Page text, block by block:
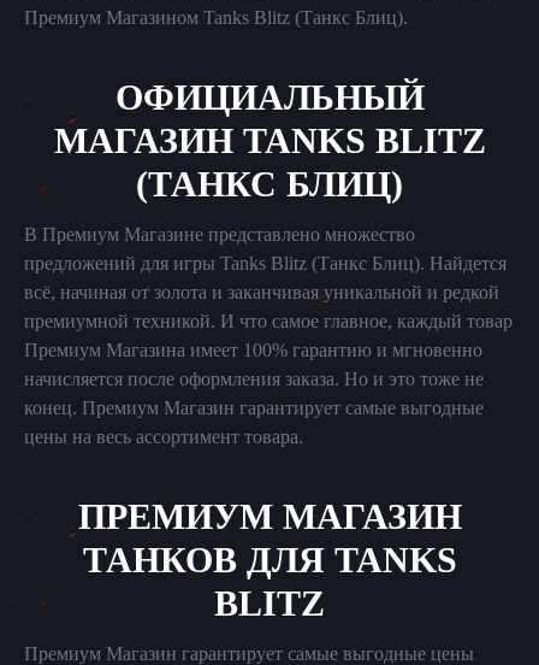
Премиум Магазином Tanks Blitz (Танкс Блиц).
ОФИЦИАЛЬНЫЙ
МАГАЗИН TANKS BLITZ
(ТАНКС БЛИЦ)
В Премиум Магазине представлено множество
предложений для игры Tanks Blitz (Танкс Блиц). Найдется
всё, начиная от золота и заканчивая уникальной и редкой
премиумной техникой. И что самое главное, каждый товар
Премиум Магазина имеет 100% гарантию и мгновенно
начисляется после оформления заказа. Но и это тоже не
конец. Премиум Магазин гарантирует самые выгодные
цены на весь ассортимент товара.
ПРЕМИУМ МАГАЗИН
ТАНКОВ ДЛЯ TANKS
BLITZ
Премиум Магазин гарантирует самые выгодные цены